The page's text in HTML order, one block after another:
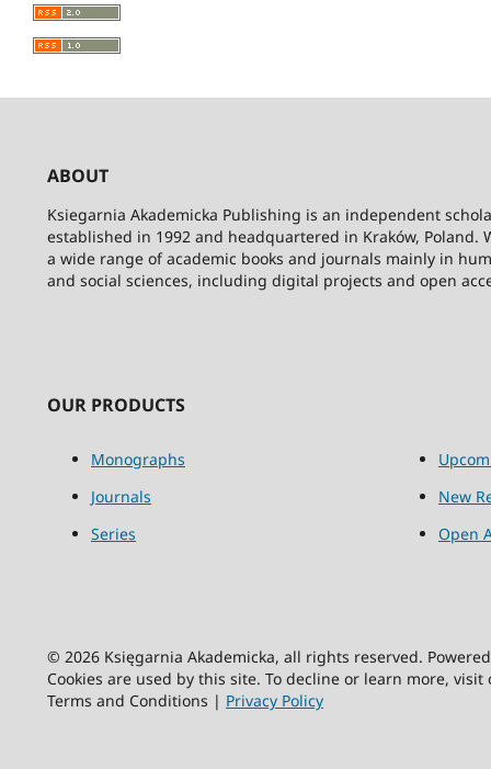
ABOUT
Ksiegarnia Akademicka Publishing is an independent
established in 1992 and headquartered in Kraków, Poland.
a wide range of academic books and journals mainly in
and social sciences, including digital projects and open
OUR PRODUCTS
Monographs
Journals
Series
New
Open
© 2026 Księgarnia Akademicka, all rights reserved.
Cookies are used by this site. To decline or learn more,
Terms and Conditions | Privacy Policy